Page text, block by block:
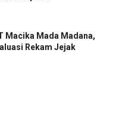
Macika Mada Madana,
Rekam Jejak